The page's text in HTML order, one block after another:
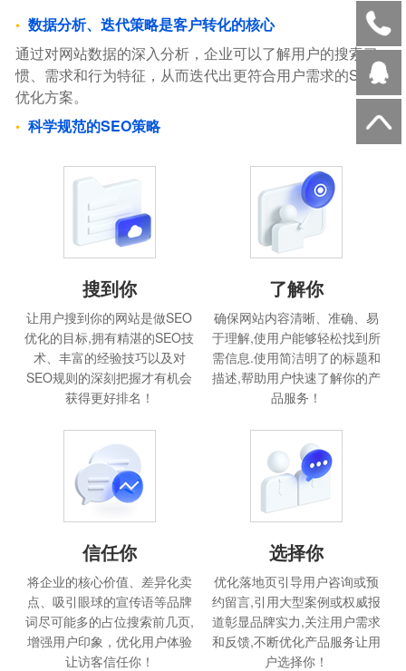
数据分析、迭代策略是客户转化的核心
通过对网站数据的深入分析，企业可以了解用户的搜索习
惯、需求和行为特征，从而迭代出更符合用户需求的SEO
优化方案。
科学规范的SEO策略
搜到你
让用户搜到你的网站是做SEO
优化的目标,拥有精湛的SEO技
术、丰富的经验技巧以及对
SEO规则的深刻把握才有机会
获得更好排名！
了解你
确保网站内容清晰、准确、易
于理解,使用户能够轻松找到所
需信息.使用简洁明了的标题和
描述,帮助用户快速了解你的产
品服务！
信任你
将企业的核心价值、差异化卖
点、吸引眼球的宣传语等品牌
词尽可能多的占位搜索前几页,
增强用户印象，优化用户体验
让访客信任你！
选择你
优化落地页引导用户咨询或预
约留言,引用大型案例或权威报
道彰显品牌实力,关注用户需求
和反馈,不断优化产品服务让用
户选择你！